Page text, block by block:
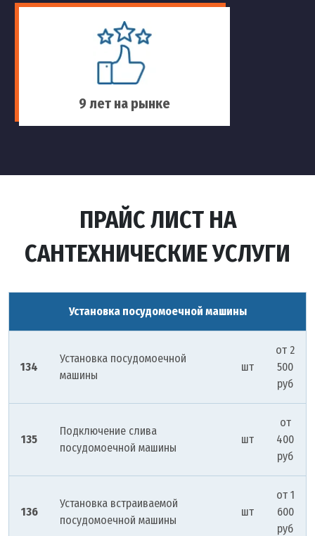
9 лет на рынке
ПРАЙС ЛИСТ НА
САНТЕХНИЧЕСКИЕ УСЛУГИ
Установка посудомоечной машины
134
Установка посудомоечной
машины
шт
от 2
500
руб
135
Подключение слива
посудомоечной машины
шт
от
400
руб
136
Установка встраиваемой
посудомоечной машины
шт
от 1
600
руб